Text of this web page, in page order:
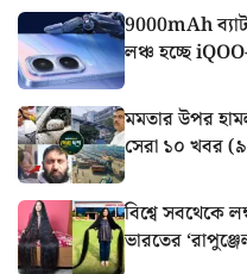
9000mAh
লঞ্চ হচ্ছে iQOO-
মমতার উপর
সেরা ১০ খবর
বিশ্বে সবথেকে
ভারতের